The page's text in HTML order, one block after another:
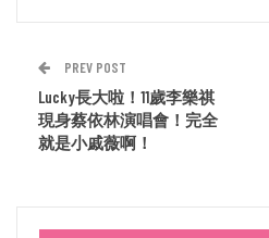
PREV POST
Lucky長大啦！11歲李樂祺
現身蔡依林演唱會！完全
就是小戚薇啊！